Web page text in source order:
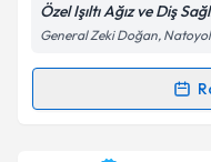
Özel Işıltı Ağız ve Diş
General Zeki Doğan,
Randevu